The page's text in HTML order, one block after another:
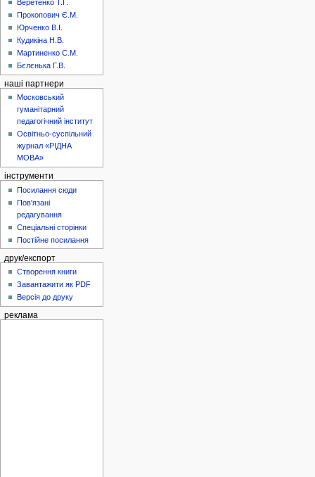
Веретенко Т.Г.
Прокопович Є.М.
Юрченко В.І.
Кудикіна Н.В.
Мартиненко С.М.
Бєлєнька Г.В.
наші партнери
Московський
гуманітарний
педагогічний інститут
Освітньо-суспільний
журнал «РІДНА
МОВА»
інструменти
Посилання сюди
Пов'язані
редагування
Спеціальні сторінки
Постійне посилання
друк/експорт
Створення книги
Завантажити як PDF
Версія до друку
реклама